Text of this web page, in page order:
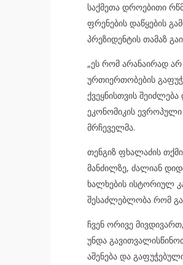
საქმეთა დროებითი
ფრენების დაწყების
პრეზიდენტის თამაზ
„ეს რომ არანაირად
ურთიერთობების
ქვეყნისთვის
ეკონომიკის
მრჩეველმა.
თენგიზ ფხალაძის
მანძილზე, ძალიან
ხალხების ისტორიულ
შესაძლებლობა რომ
ჩვენ ორივე
უნდა
აშენება და